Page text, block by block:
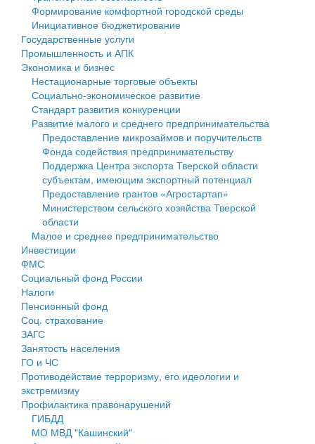
Государственные услуги
Промышленность и АПК
Экономика и бизнес
Символика
Устав
Гостям округа
Туризм
Культура
Образование
Здравоохранение
Социальная защита
Фотоальбом
муниципального округа Тверской области
Администрация Кашинского муниципального округа
Тверской области
Управление сельскими территориями
Открытые данные
Работа с обращениями граждан
Муниципальный контроль
Муниципальные услуги
Проекты административных регламентов
Антимонопольный комплаенс
Противодействие коррупции
Финансовое управление
Бюджет для граждан
Имущество
Выявление правообладателей ранее учтенных
объектов недвижимости
Имущественная поддержка субъектов малого и
среднего предпринимательства
Информационная поддержка субъектов малого и
среднего предпринимательства
Муниципальные программы
Контрольно-счетная палата
Персональные данные
Оценка регулирующего воздействия
Деятельность МУ
Нормативы градостроительного проектирования
Формирование комфортной городской среды
Инициативное бюджетирование
Государственные услуги
Промышленность и АПК
Экономика и бизнес
Нестационарные торговые объекты
Социально-экономическое развитие
Стандарт развития конкуренции
Развитие малого и среднего предпринимательства
Предоставление микрозаймов и поручительств
Фонда содействия предпринимательству
Поддержка Центра экспорта Тверской области
субъектам, имеющим экспортный потенциал
Предоставление грантов «Агростартап»
Министерством сельского хозяйства Тверской
области
Малое и среднее предпринимательство
Инвестиции
ФМС
Социальный фонд России
Налоги
Пенсионный фонд
Соц. страхование
ЗАГС
Занятость населения
ГО и ЧС
Противодействие терроризму, его идеологии и
экстремизму
Профилактика правонарушений
ГИБДД
МО МВД "Кашинский"